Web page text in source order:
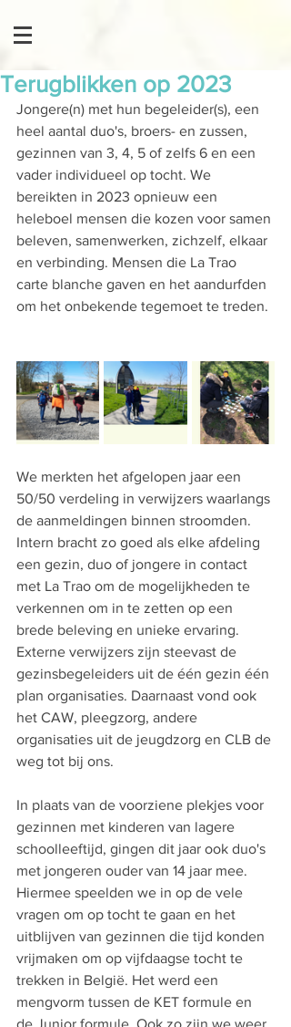
Terugblikken op 2023
Jongere(n) met hun begeleider(s), een
heel aantal duo's, broers- en zussen,
gezinnen van 3, 4, 5 of zelfs 6 en een
vader individueel op tocht. We
bereikten in 2023 opnieuw een
heleboel mensen die kozen voor samen
beleven, samenwerken, zichzelf, elkaar
en verbinding. Mensen die La Trao
carte blanche gaven en het aandurfden
om het onbekende tegemoet te treden.
We merkten het afgelopen jaar een
50/50 verdeling in verwijzers waarlangs
de aanmeldingen binnen stroomden.
Intern bracht zo goed als elke afdeling
een gezin, duo of jongere in contact
met La Trao om de mogelijkheden te
verkennen om in te zetten op een
brede beleving en unieke ervaring.
Externe verwijzers zijn steevast de
gezinsbegeleiders uit de één gezin één
plan organisaties. Daarnaast vond ook
het CAW, pleegzorg, andere
organisaties uit de jeugdzorg en CLB de
weg tot bij ons.
In plaats van de voorziene plekjes voor
gezinnen met kinderen van lagere
schoolleeftijd, gingen dit jaar ook duo's
met jongeren ouder van 14 jaar mee.
Hiermee speelden we in op de vele
vragen om op tocht te gaan en het
uitblijven van gezinnen die tijd konden
vrijmaken om op vijfdaagse tocht te
trekken in België. Het werd een
mengvorm tussen de KET formule en
de Junior formule. Ook zo zijn we weer